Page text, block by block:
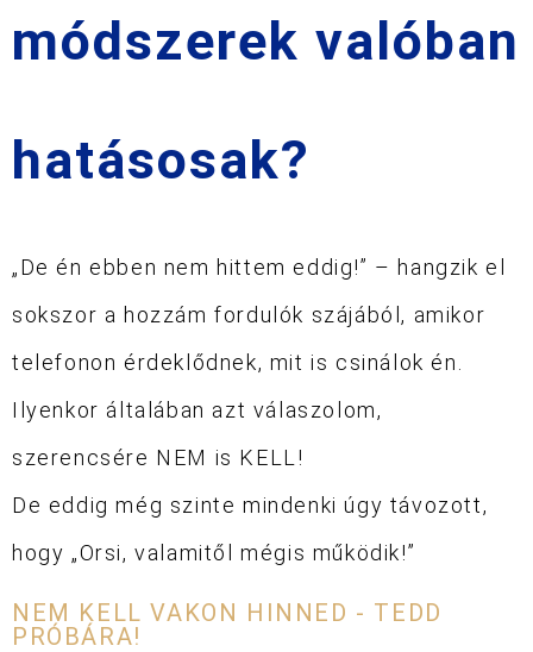
módszerek valóban
hatásosak?
„De én ebben nem hittem eddig!” – hangzik el
sokszor a hozzám fordulók szájából, amikor
telefonon érdeklődnek, mit is csinálok én.
Ilyenkor általában azt válaszolom,
szerencsére NEM is KELL!
De eddig még szinte mindenki úgy távozott,
hogy „Orsi, valamitől mégis működik!”
NEM KELL VAKON HINNED - TEDD
PRÓBÁRA!